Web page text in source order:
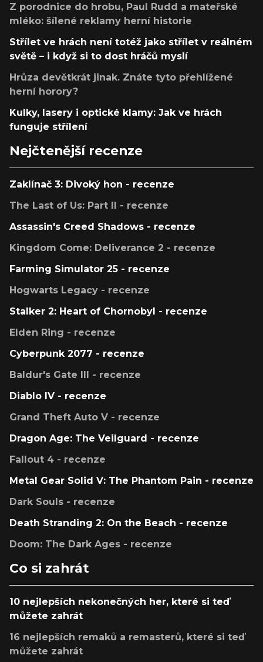
Z porodnice do hrobu, Paul Rudd a mateřské
mléko: šílené reklamy herní historie
Střílet ve hrách není totéž jako střílet v reálném
světě – i když si to dost hráčů myslí
Hrůza devětkrát jinak. Znáte tyto přehlížené
herní horory?
Kulky, lasery i optické klamy: Jak ve hrách
funguje střílení
Nejčtenější recenze
Zaklínač 3: Divoký hon - recenze
The Last of Us: Part II - recenze
Assassin's Creed Shadows - recenze
Kingdom Come: Deliverance 2 - recenze
Farming Simulator 25 - recenze
Hogwarts Legacy - recenze
Stalker 2: Heart of Chornobyl - recenze
Elden Ring - recenze
Cyberpunk 2077 - recenze
Baldur's Gate III - recenze
Diablo IV - recenze
Grand Theft Auto V - recenze
Dragon Age: The Veilguard - recenze
Fallout 4 - recenze
Metal Gear Solid V: The Phantom Pain - recenze
Dark Souls - recenze
Death Stranding 2: On the Beach - recenze
Doom: The Dark Ages - recenze
Co si zahrát
10 nejlepších nekonečných her, které si teď
můžete zahrát
16 nejlepších remaků a remasterů, které si teď
můžete zahrát